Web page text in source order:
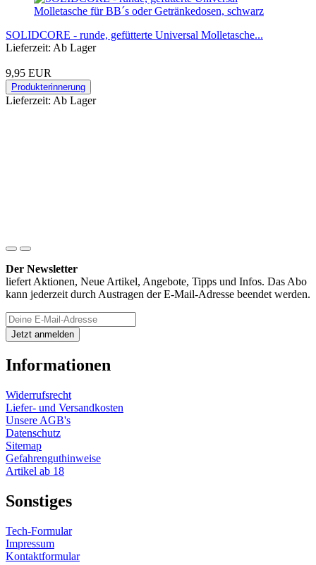
SOLIDCORE - runde, gefütterte Universal Molletasche...
Lieferzeit: Ab Lager
9,95 EUR
Produkterinnerung
Lieferzeit: Ab Lager
Der Newsletter
liefert Aktionen, Neue Artikel, Angebote, Tipps und Infos. Das Abo
kann jederzeit durch Austragen der E-Mail-Adresse beendet werden.
Informationen
Widerrufsrecht
Liefer- und Versandkosten
Unsere AGB's
Datenschutz
Sitemap
Gefahrenguthinweise
Artikel ab 18
Sonstiges
Tech-Formular
Impressum
Kontaktformular